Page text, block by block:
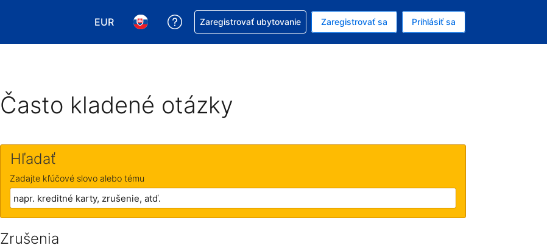
EUR
Vybrať menu. Momentálne máte zvolenú menu EUR
Vybrať jazyk. Momentálne máte zvolený jazyk V slovenčine
Získajte pomoc s rezerváciou
Zaregistrovať ubytovanie Zaregistrovať sa Prihlásiť sa
Často kladené otázky
Hľadať
Zadajte kľúčové slovo alebo tému
Zrušenia